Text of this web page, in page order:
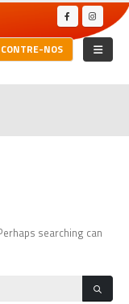
NOS
searching can